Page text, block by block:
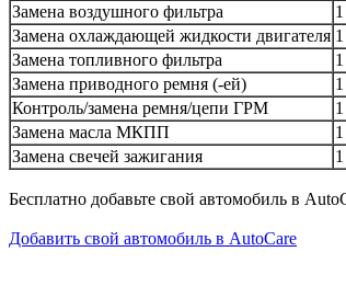
Замена воздушного фильтра
Замена охлаждающей жидкости двигателя
Замена топливного фильтра
Замена приводного ремня (-ей)
Контроль/замена ремня/цепи ГРМ
Замена масла МКПП
Замена свечей зажигания
Бесплатно добавьте свой автомобиль в
Добавить свой автомобиль в AutoCare